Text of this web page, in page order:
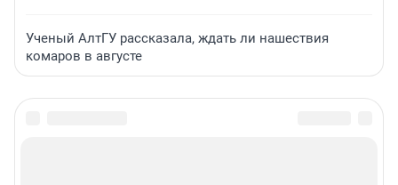
Ученый АлтГУ рассказала, ждать ли нашествия
комаров в августе